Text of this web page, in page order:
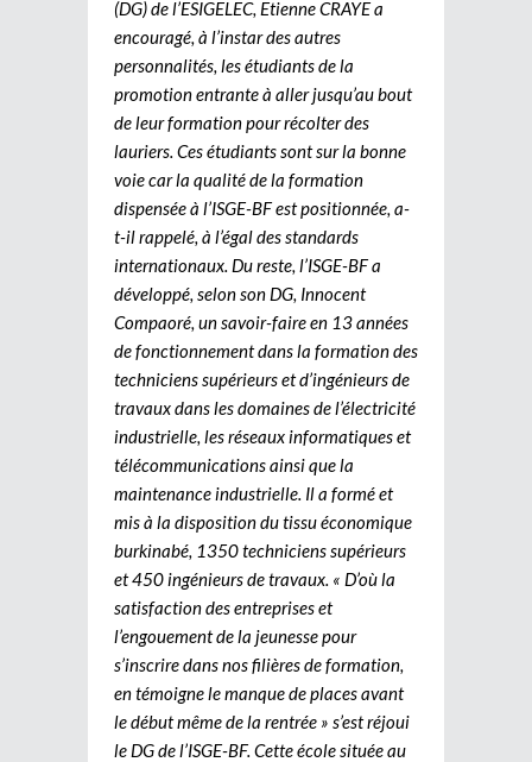
(DG) de l’ESIGELEC, Etienne CRAYE a
encouragé, à l’instar des autres
personnalités, les étudiants de la
promotion entrante à aller jusqu’au bout
de leur formation pour récolter des
lauriers. Ces étudiants sont sur la bonne
voie car la qualité de la formation
dispensée à l’ISGE-BF est positionnée, a-
t-il rappelé, à l’égal des standards
internationaux. Du reste, l’ISGE-BF a
développé, selon son DG, Innocent
Compaoré, un savoir-faire en 13 années
de fonctionnement dans la formation des
techniciens supérieurs et d’ingénieurs de
travaux dans les domaines de l’électricité
industrielle, les réseaux informatiques et
télécommunications ainsi que la
maintenance industrielle. Il a formé et
mis à la disposition du tissu économique
burkinabé, 1350 techniciens supérieurs
et 450 ingénieurs de travaux. « D’où la
satisfaction des entreprises et
l’engouement de la jeunesse pour
s’inscrire dans nos filières de formation,
en témoigne le manque de places avant
le début même de la rentrée » s’est réjoui
le DG de l’ISGE-BF. Cette école située au